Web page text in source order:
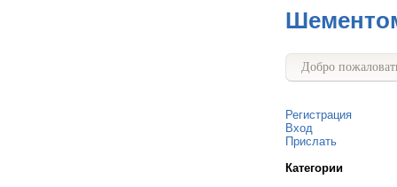
Добро
Регистрация
Вход
Прислать
Категории